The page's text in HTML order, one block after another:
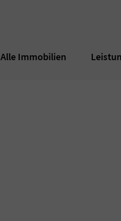
Alle Immobilien
Alle Immobilien